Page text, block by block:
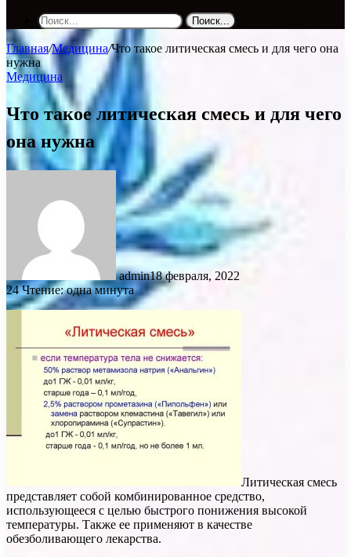
Поиск...
Главная/Медицина/Что такое литическая смесь и для чего она
нужна
Медицина
Что такое литическая смесь и для чего
она нужна
admin18 февраля, 2022
24Чтение: одна минута
Литическая смесь
представляет собой комбинированное средство,
использующееся с целью быстрого понижения высокой
температуры. Также ее применяют в качестве
обезболивающего лекарства.